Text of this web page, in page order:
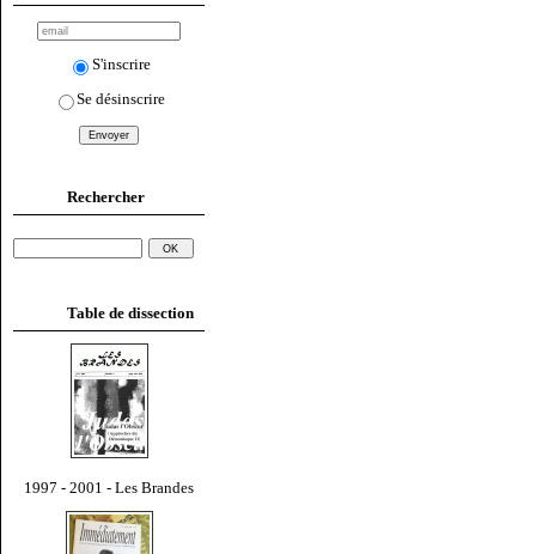
S'inscrire
Se désinscrire
Rechercher
Table de dissection
1997 - 2001 - Les Brandes